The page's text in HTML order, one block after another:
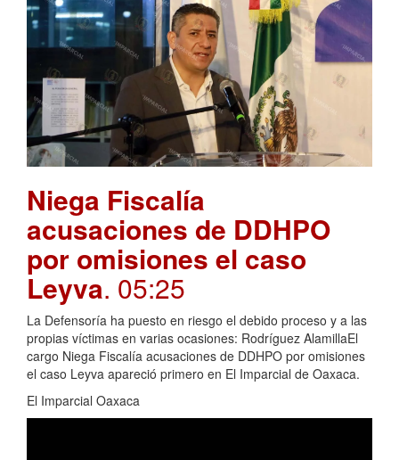
Niega Fiscalía
acusaciones de DDHPO
por omisiones el caso
Leyva. 05:25
La Defensoría ha puesto en riesgo el debido proceso y a las
propias víctimas en varias ocasiones: Rodríguez AlamillaEl
cargo Niega Fiscalía acusaciones de DDHPO por omisiones
el caso Leyva apareció primero en El Imparcial de Oaxaca.
El Imparcial Oaxaca